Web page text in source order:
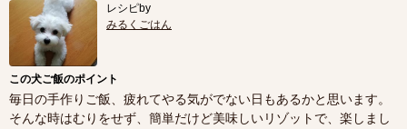
レシピby
みるくごはん
この犬ご飯のポイント
毎日の手作りご飯、疲れてやる気がでない日もあるかと思います。
そんな時はむりをせず、簡単だけど美味しいリゾットで、楽しまし